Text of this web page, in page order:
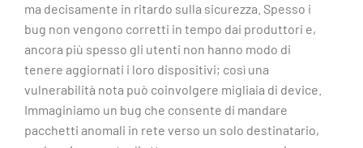
ma decisamente in ritardo sulla sicurezza. Spesso i
bug non vengono corretti in tempo dai produttori e,
ancora più spesso gli utenti non hanno modo di
tenere aggiornati i loro dispositivi; così una
vulnerabilità nota può coinvolgere migliaia di device.
Immaginiamo un bug che consente di mandare
pacchetti anomali in rete verso un solo destinatario,